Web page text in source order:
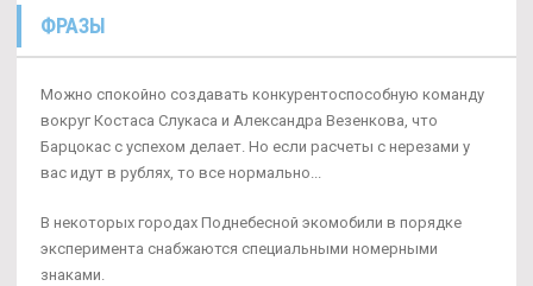
ФРАЗЫ
Можно спокойно создавать конкурентоспособную команду
вокруг Костаса Слукаса и Александра Везенкова, что
Барцокас с успехом делает. Но если расчеты с нерезами у
вас идут в рублях, то все нормально...
В некоторых городах Поднебесной экомобили в порядке
эксперимента снабжаются специальными номерными
знаками.